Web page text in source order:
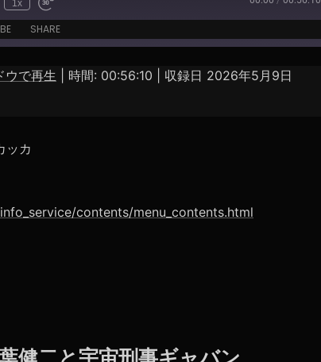
1x
SHARE
ウで再生 時間: 00:56:10
収録日 2026年5月9日
カ
contents/menu_contents.html
健二と宇宙刑事ギャバン